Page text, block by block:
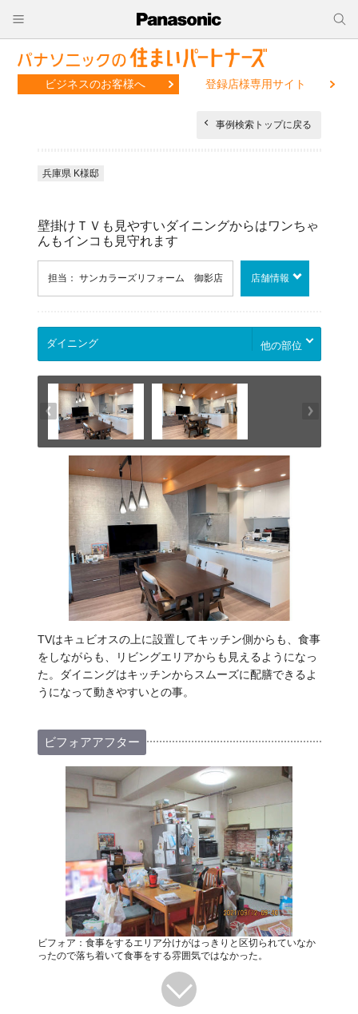
ビジネスのお客様へ 登録店様専用サイト
事例検索トップに戻る
兵庫県 K様邸
壁掛けＴＶも見やすいダイニングからはワンちゃ
んもインコも見守れます
担当： サンカラーズリフォーム 御影店 店舗情報
他の部位
TVはキュビオスの上に設置してキッチン側からも、食事
をしながらも、リビングエリアからも見えるようになっ
た。ダイニングはキッチンからスムーズに配膳できるよ
うになって動きやすいとの事。
ビフォアアフター
ビフォア：食事をするエリア分けがはっきりと区切られていなか
ったので落ち着いて食事をする雰囲気ではなかった。